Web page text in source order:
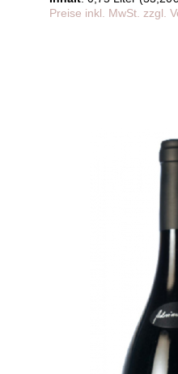
Preise inkl. MwSt. zzgl.